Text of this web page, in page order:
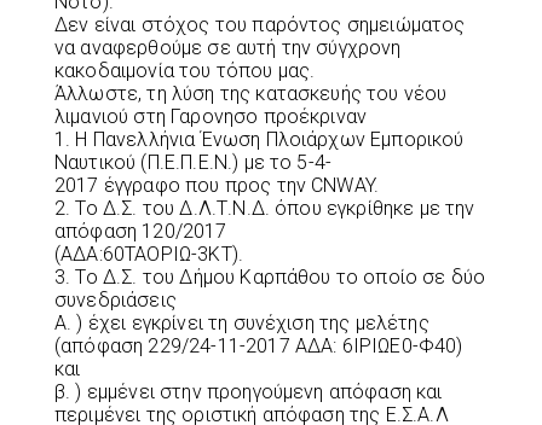
Δεν είναι στόχος του παρόντος σημειώματος
να αναφερθούμε σε αυτή την σύγχρονη
κακοδαιμονία του τόπου μας.
Άλλωστε, τη λύση της κατασκευής του νέου
λιμανιού στη Γαρονησο προέκριναν
1. Η Πανελλήνια Ένωση Πλοιάρχων Εμπορικού
Ναυτικού (Π.Ε.Π.Ε.Ν.) με το 5-4-
2017 έγγραφο που προς την CNWAY.
2. Το Δ.Σ. του Δ.Λ.Τ.Ν.Δ. όπου εγκρίθηκε με την
απόφαση 120/2017
(ΑΔΑ:60ΤΑΟΡΙΩ-3ΚΤ).
3. Το Δ.Σ. του Δήμου Καρπάθου το οποίο σε δύο
συνεδριάσεις
Α. ) έχει εγκρίνει τη συνέχιση της μελέτης
(απόφαση 229/24-11-2017 ΑΔΑ: 6ΙΡΙΩΕ0-Φ40)
και
β. ) εμμένει στην προηγούμενη απόφαση και
περιμένει της οριστική απόφαση της Ε.Σ.Α.Λ